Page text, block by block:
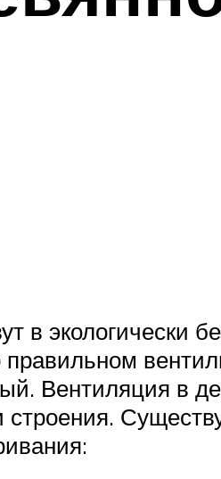
в экологически
Вентиляция в